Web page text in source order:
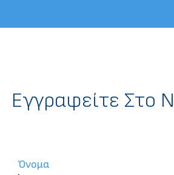
Eγγραφείτε Στο
Όνομα